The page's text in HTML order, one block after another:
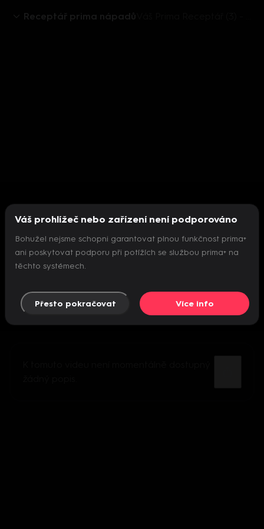
Receptář prima nápadů
Nepodařilo se inicializovat přehrávač
Váš prohlížeč nebo zařízení není podporováno
Bohužel nejsme schopni garantovat plnou funkčnost prima+
ani poskytovat podporu při potížích se službou prima+ na
těchto systémech.
Přesto pokračovat Více info